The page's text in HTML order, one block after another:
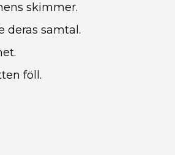
skimmer.
deras samtal.
föll.